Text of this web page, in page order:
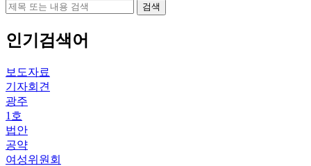
검색
인기검색어
보도자료
기자회견
광주
1호
법안
공약
여성위원회